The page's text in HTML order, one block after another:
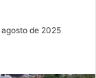
de 2025